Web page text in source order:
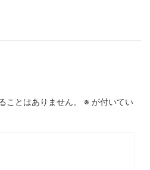
ことはありません。 ※ が付いてい